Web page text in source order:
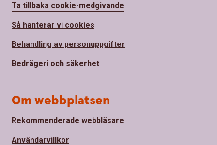
Ta tillbaka cookie-medgivande
Så hanterar vi cookies
Behandling av personuppgifter
Bedrägeri och säkerhet
Om webbplatsen
Rekommenderade webbläsare
Användarvillkor